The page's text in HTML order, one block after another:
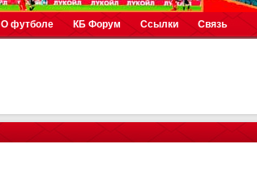
О футболе КБ Форум Ссылки Связь